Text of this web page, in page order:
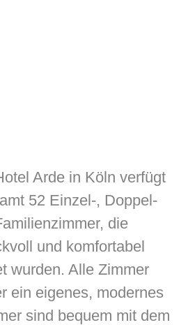
Arde in Köln verfügt
52 Einzel-, Doppel-
die
und komfortabel
wurden. Alle Zimmer
ein eigenes, modernes
sind bequem mit dem